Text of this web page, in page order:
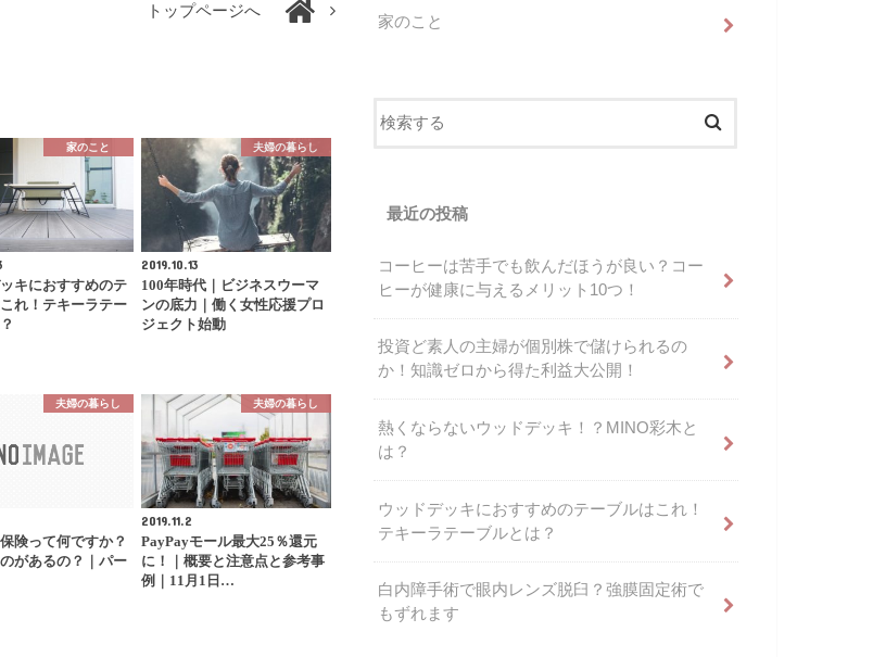
トップページへ
家のこと
キにおすすめのテ
れ！テキーラテー
夫婦の暮らし
2019.10.13
100年時代｜ビジネスウーマ
ンの底力｜働く女性応援プロ
ジェクト始動
夫婦の暮らし
険って何ですか？
のがあるの？｜パー
夫婦の暮らし
2019.11.2
PayPayモール最大25％還元
に！｜概要と注意点と参考事
例｜11月1日…
家のこと
最近の投稿
コーヒーは苦手でも飲んだほうが良い？コー
ヒーが健康に与えるメリット10つ！
投資ど素人の主婦が個別株で儲けられるの
か！知識ゼロから得た利益大公開！
熱くならないウッドデッキ！？MINO彩木と
は？
ウッドデッキにおすすめのテーブルはこれ！
テキーラテーブルとは？
白内障手術で眼内レンズ脱臼？強膜固定術で
もずれます